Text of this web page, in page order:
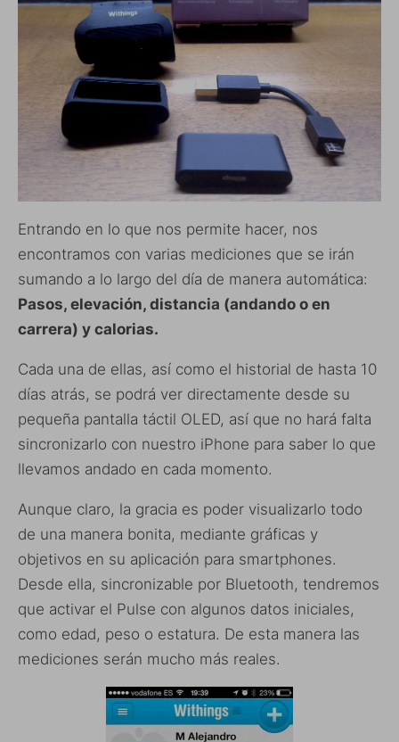
Entrando en lo que nos permite hacer, nos
encontramos con varias mediciones que se irán
sumando a lo largo del día de manera automática:
Pasos, elevación, distancia (andando o en
carrera) y calorias.
Cada una de ellas, así como el historial de hasta 10
días atrás, se podrá ver directamente desde su
pequeña pantalla táctil OLED, así que no hará falta
sincronizarlo con nuestro iPhone para saber lo que
llevamos andado en cada momento.
Aunque claro, la gracia es poder visualizarlo todo
de una manera bonita, mediante gráficas y
objetivos en su aplicación para smartphones.
Desde ella, sincronizable por Bluetooth, tendremos
que activar el Pulse con algunos datos iniciales,
como edad, peso o estatura. De esta manera las
mediciones serán mucho más reales.